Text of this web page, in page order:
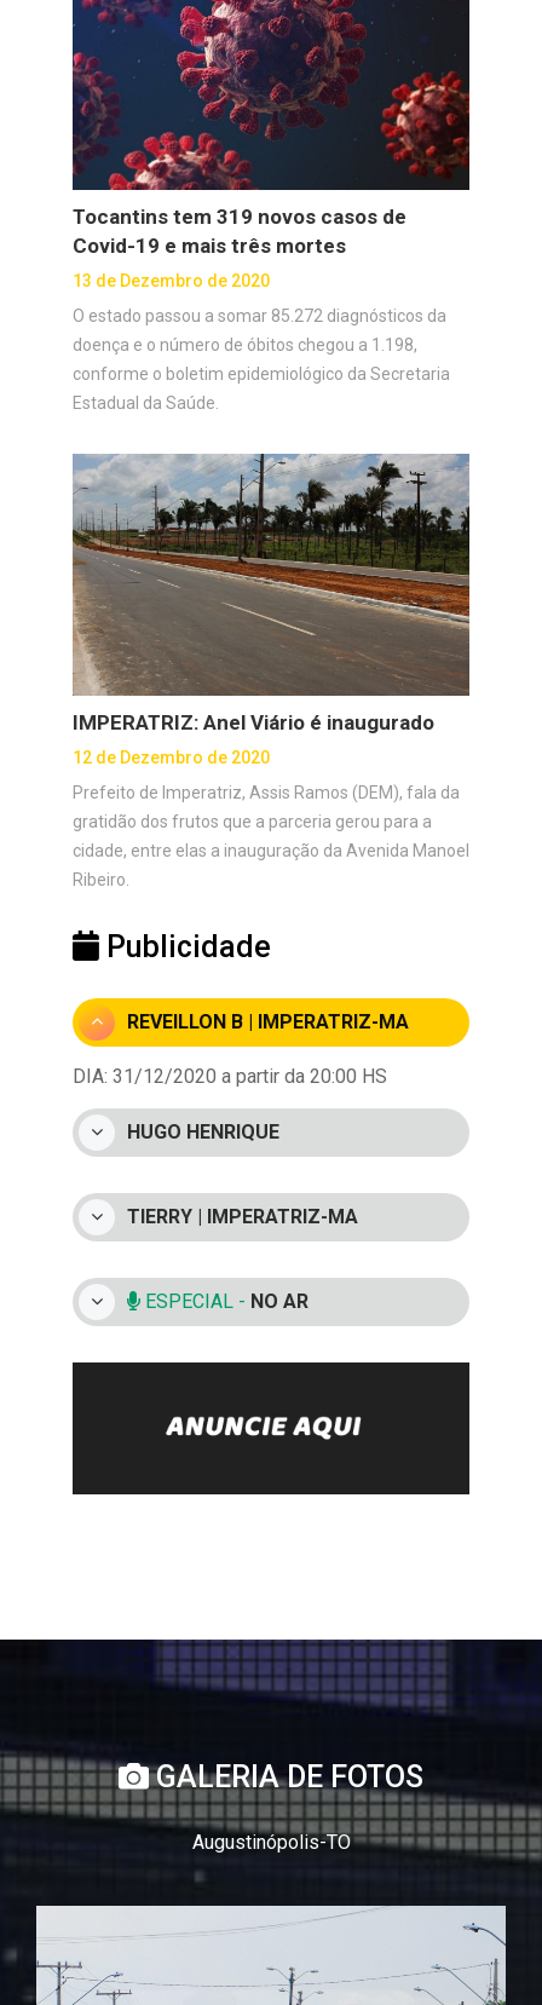
Tocantins tem 319 novos casos de
Covid-19 e mais três mortes
13 de Dezembro de 2020
O estado passou a somar 85.272 diagnósticos da
doença e o número de óbitos chegou a 1.198,
conforme o boletim epidemiológico da Secretaria
Estadual da Saúde.
IMPERATRIZ: Anel Viário é inaugurado
12 de Dezembro de 2020
Prefeito de Imperatriz, Assis Ramos (DEM), fala da
gratidão dos frutos que a parceria gerou para a
cidade, entre elas a inauguração da Avenida Manoel
Ribeiro.
Publicidade
REVEILLON B | IMPERATRIZ-MA
DIA: 31/12/2020 a partir da 20:00 HS
HUGO HENRIQUE
TIERRY | IMPERATRIZ-MA
ESPECIAL - NO AR
GALERIA DE FOTOS
Augustinópolis-TO